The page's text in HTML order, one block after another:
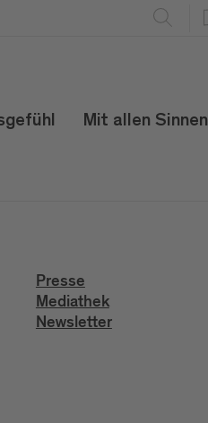
Mit allen Sinnen
Presse
Mediathek
Newsletter